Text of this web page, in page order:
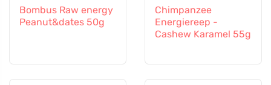
Bombus Raw energy
Peanut&dates 50g
Chimpanzee
Energiereep -
Cashew Karamel 55g